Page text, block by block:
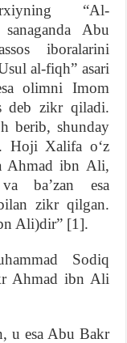
“Al-
Abu
iboralarini
al-fiqh” asari
olimni Imom
deb zikr qiladi.
berib, shunday
Hoji Xalifa o‘z
Ahmad ibn Ali,
ba’zan esa
zikr qilgan.
Ali)dir” [1].
Sodiq
Ahmad ibn Ali
u esa Abu Bakr